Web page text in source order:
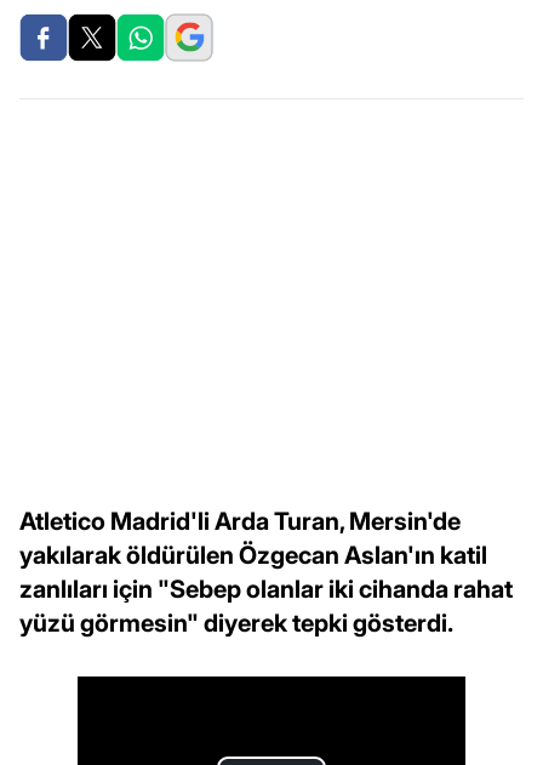
Atletico Madrid'li Arda Turan, Mersin'de
yakılarak öldürülen Özgecan Aslan'ın katil
zanlıları için "Sebep olanlar iki cihanda rahat
yüzü görmesin" diyerek tepki gösterdi.